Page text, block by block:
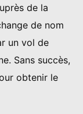
de la
de nom
un vol de
Sans succès,
obtenir le